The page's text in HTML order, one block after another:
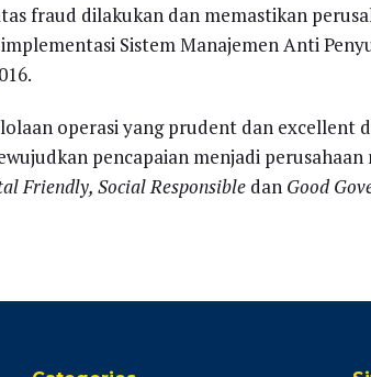
fraud dilakukan dan memastikan
Sistem Manajemen Anti
operasi yang prudent dan excellent
pencapaian menjadi perusahaan
Friendly, Social Responsible dan Good